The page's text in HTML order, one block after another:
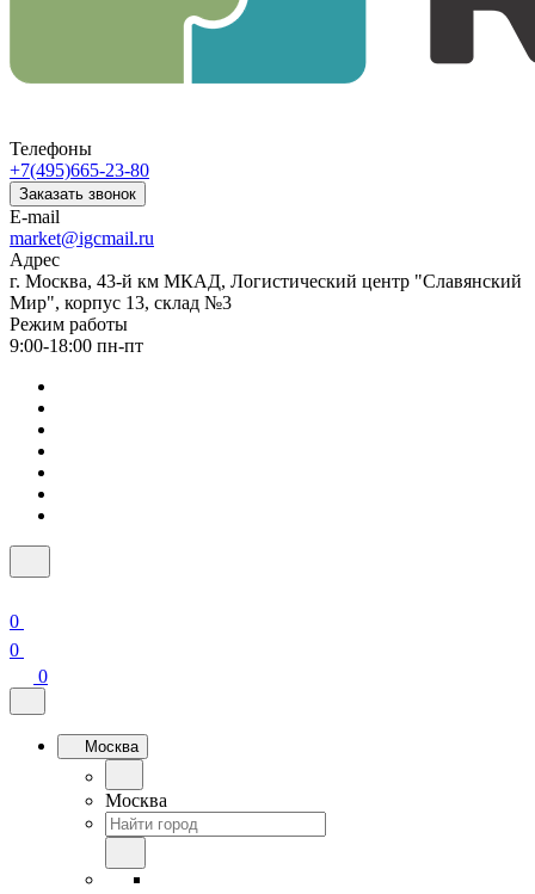
Телефоны
+7(495)665-23-80
Заказать звонок
E-mail
market@igcmail.ru
Адрес
г. Москва, 43-й км МКАД, Логистический центр "Славянский
Мир", корпус 13, склад №3
Режим работы
9:00-18:00 пн-пт
0
0
0
Москва
Москва